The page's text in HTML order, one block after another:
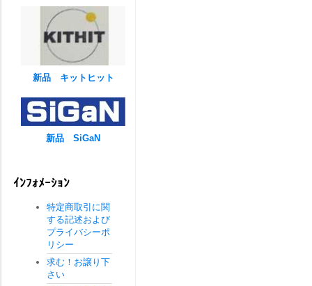
新品 キットヒット
新品 SiGaN
ｲﾝﾌｫﾒｰｼｮﾝ
特定商取引に関
する記述および
プライバシーポ
リシー
求む！お譲り下
さい